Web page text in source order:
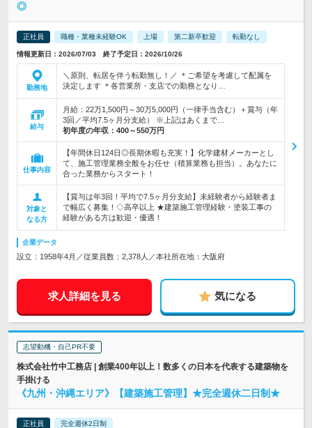
◎
正社員 職種・業種未経験OK 上場 第二新卒歓迎 転勤なし
情報更新日：2026/07/03 終了予定日：2026/10/26
勤務地
＼原則、転居を伴う転勤無し！／ ＊ご希望を考慮して配属を
決定します ＊各営業所・支店での勤務となり…
給与
月給：22万1,500円～30万5,000円（一律手当含む）＋賞与（年
3回／平均7.5ヶ月分支給） ※上記はあくまで…
初年度の年収： 400～550万円
仕事内容
【年間休日124日◎長期休暇も充実！】化学建材メーカーとし
て、施工管理業務全般をお任せ（積算業務も担当）。あなたに
合った業務からスタート！
対象と
なる方
【賞与は年3回！平均で7.5ヶ月分支給】未経験者から経験者ま
で幅広く募集！◇高卒以上 ★建築施工管理経験・塗装工事の
経験がある方は歓迎・優遇！
企業データ
設立：1958年4月／従業員数：2,378人／本社所在地：大阪府
求人詳細を見る 気になる
志望動機・自己PR不要
株式会社竹中工務店 | 創業400年以上！数多くの日本を代表する建築物を
手掛ける
《九州・沖縄エリア》【建築施工管理】★完全週休二日制★
正社員 完全週休2日制